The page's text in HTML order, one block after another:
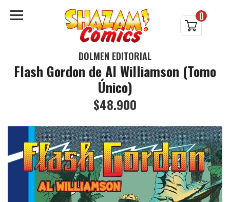
0
DOLMEN EDITORIAL
Flash Gordon de Al Williamson (Tomo
Único)
$48.900